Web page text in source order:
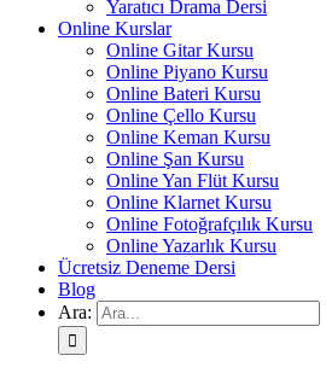
Yaratıcı Drama Dersi
Online Kurslar
Online Gitar Kursu
Online Piyano Kursu
Online Bateri Kursu
Online Çello Kursu
Online Keman Kursu
Online Şan Kursu
Online Yan Flüt Kursu
Online Klarnet Kursu
Online Fotoğrafçılık Kursu
Online Yazarlık Kursu
Ücretsiz Deneme Dersi
Blog
Ara: